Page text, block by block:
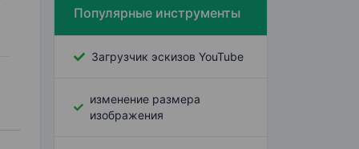
Популярные инструменты
Загрузчик эскизов YouTube
изменение размера
изображения